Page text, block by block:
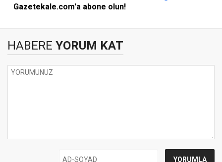
Gazetekale.com'a abone olun!
HABERE YORUM KAT